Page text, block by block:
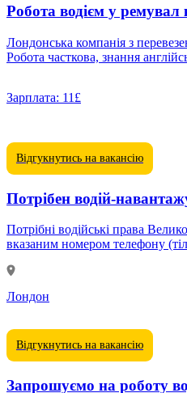
Робота водієм у
Лондонська компанія з перевезень www.movez.org.uk
Робота часткова, знання
Зарплата: 11£
Відгукнутись на вакансію
Потрібен водій-
Потрібні водійські права
вказаним номером телефону
Лондон
Відгукнутись на вакансію
Запрошуємо на роботу